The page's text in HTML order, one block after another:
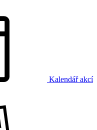
Kalendář akcí